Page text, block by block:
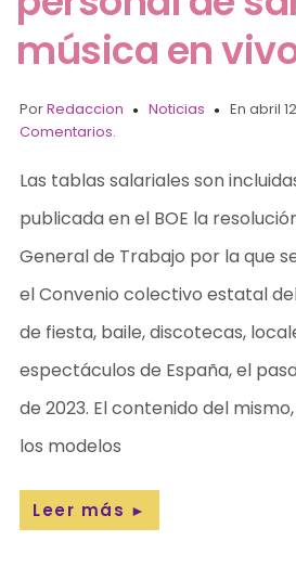
música en
PorRedaccion Noticias En abril
Comentarios.
Las tablas salariales son
publicada en el BOE la
General de Trabajo por la que
el Convenio colectivo estatal
de fiesta, baile, discotecas,
espectáculos de España, el
de 2023. El contenido del
los modelos
Leer más ►